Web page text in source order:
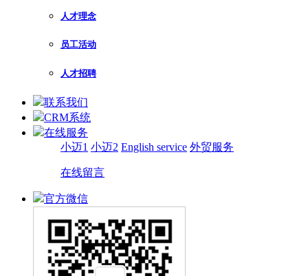
人才理念
员工活动
人才招聘
联系我们
CRM系统
在线服务
小迈1 小迈2 English service 外贸服务
在线留言
官方微信